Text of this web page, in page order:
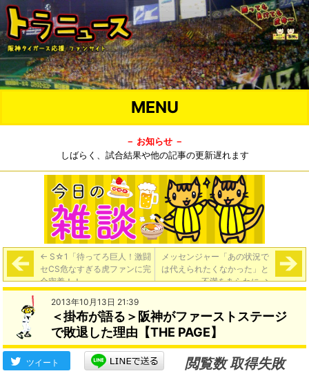
MENU
－ お知らせ －
しばらく、試合結果や他の記事の更新遅れます
← S☆1「待ってろ巨人！激闘
セCS危なすぎる虎ファンに完
全密着！！」
メッセンジャー「あの状況で
は代えられたくなかった」と
不満をあらわに→
2013年10月13日 21:39
＜掛布が語る＞阪神がファーストステージ
で敗退した理由【THE PAGE】
ツイート
閲覧数 取得失敗